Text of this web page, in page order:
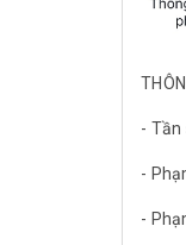
- Tần
-
-